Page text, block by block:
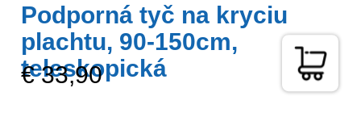
Podporná tyč na kryciu
plachtu, 90-150cm,
teleskopická
€ 33,90